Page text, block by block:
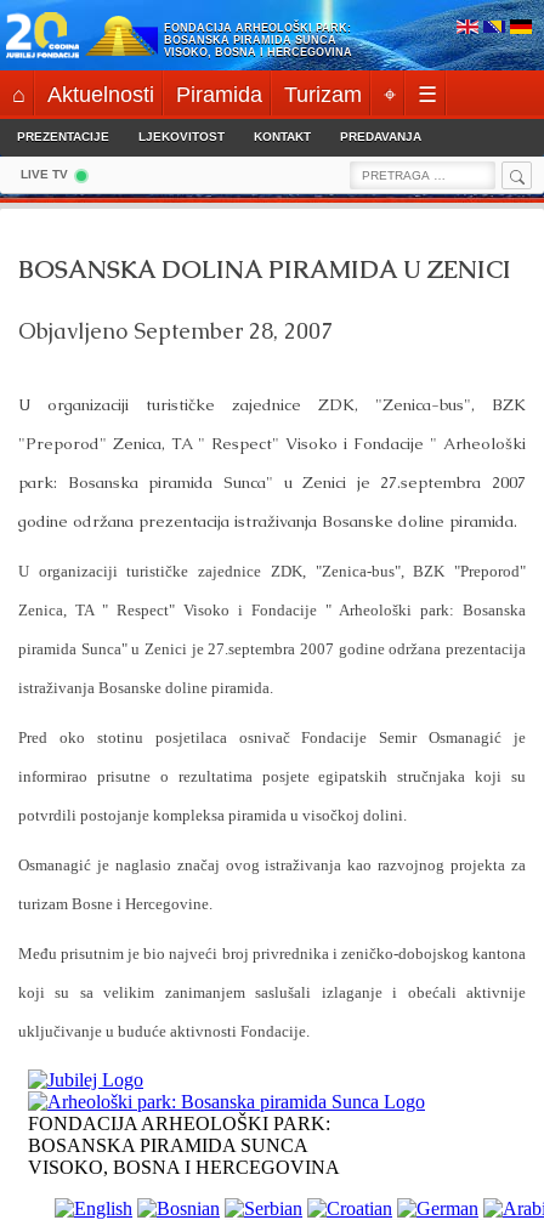
Skip
to
content
FONDACIJA ARHEOLOŠKI PARK:
BOSANSKA PIRAMIDA SUNCA
VISOKO, BOSNA I HERCEGOVINA
⌂ Aktuelnosti Piramida Turizam ⌖ ☰
PREZENTACIJE LJEKOVITOST KONTAKT PREDAVANJA
LIVE TV
Search
for:
BOSANSKA DOLINA PIRAMIDA U ZENICI
Objavljeno September 28, 2007
U organizaciji turističke zajednice ZDK, "Zenica-bus", BZK
"Preporod" Zenica, TA " Respect" Visoko i Fondacije " Arheološki
park: Bosanska piramida Sunca" u Zenici je 27.septembra 2007
godine održana prezentacija istraživanja Bosanske doline piramida.
U organizaciji turističke zajednice ZDK, "Zenica-bus", BZK "Preporod"
Zenica, TA " Respect" Visoko i Fondacije " Arheološki park: Bosanska
piramida Sunca" u Zenici je 27.septembra 2007 godine održana prezentacija
istraživanja Bosanske doline piramida.
Pred oko stotinu posjetilaca osnivač Fondacije Semir Osmanagić je
informirao prisutne o rezultatima posjete egipatskih stručnjaka koji su
potvrdili postojanje kompleksa piramida u visočkoj dolini.
Osmanagić je naglasio značaj ovog istraživanja kao razvojnog projekta za
turizam Bosne i Hercegovine.
Među prisutnim je bio najveći broj privrednika i zeničko-dobojskog kantona
koji su sa velikim zanimanjem saslušali izlaganje i obećali aktivnije
uključivanje u buduće aktivnosti Fondacije.